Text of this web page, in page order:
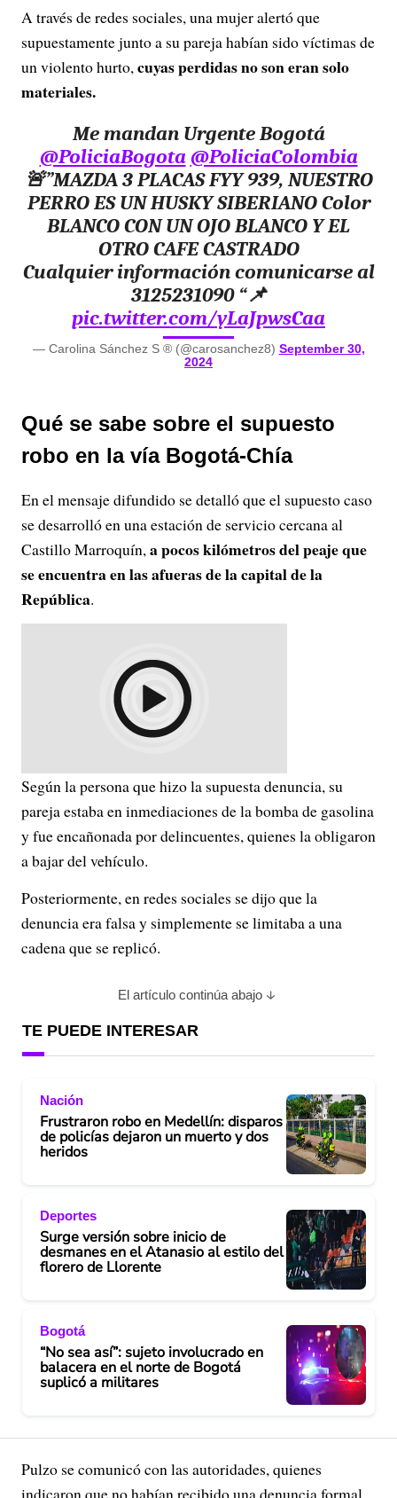
A través de redes sociales, una mujer alertó que
supuestamente junto a su pareja habían sido víctimas de
un violento hurto,cuyas perdidas no son eran solo
materiales.
Me mandan Urgente Bogotá
@PoliciaBogota @PoliciaColombia
🚨”MAZDA 3 PLACAS FYY 939, NUESTRO
PERRO ES UN HUSKY SIBERIANO Color
BLANCO CON UN OJO BLANCO Y EL
OTRO CAFE CASTRADO
Cualquier información comunicarse al
3125231090 “📌
pic.twitter.com/yLaJpwsCaa
— Carolina Sánchez S ® (@carosanchez8) September 30,
2024
Qué se sabe sobre el supuesto
robo en la vía Bogotá-Chía
En el mensaje difundido se detalló que el supuesto caso
se desarrolló en una estación de servicio cercana al
Castillo Marroquín,a pocos kilómetros del peaje que
se encuentra en las afueras de la capital de la
República.
Según la persona que hizo la supuesta denuncia, su
pareja estaba en inmediaciones de la bomba de gasolina
y fue encañonada por delincuentes, quienes la obligaron
a bajar del vehículo.
Posteriormente, en redes sociales se dijo que la
denuncia era falsa y simplemente se limitaba a una
cadena que se replicó.
El artículo continúa abajo
TE PUEDE INTERESAR
Nación
Frustraron robo en Medellín: disparos
de policías dejaron un muerto y dos
heridos
Deportes
Surge versión sobre inicio de
desmanes en el Atanasio al estilo del
florero de Llorente
Bogotá
“No sea así”: sujeto involucrado en
balacera en el norte de Bogotá
suplicó a militares
Pulzo se comunicó con las autoridades, quienes
indicaron que no habían recibido una denuncia formal